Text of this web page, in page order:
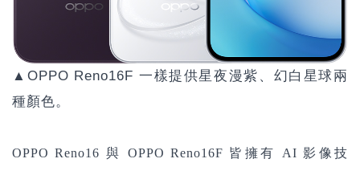
▲OPPO Reno16F 一樣提供星夜漫紫、幻白星球兩
種顏色。
OPPO Reno16 與 OPPO Reno16F 皆擁有 AI 影像技